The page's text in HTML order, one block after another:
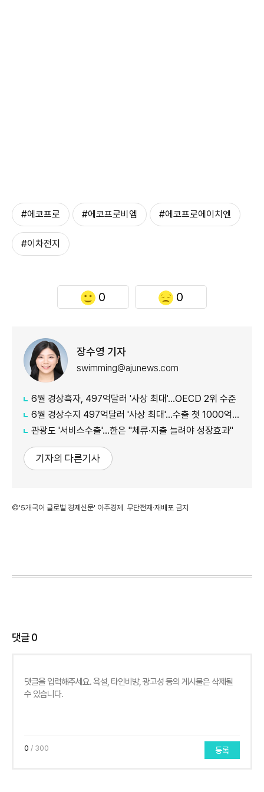
#에코프로 #에코프로비엠 #에코프로에이치엔
#이차전지
0 0
장수영 기자
swimming@ajunews.com
6월 경상흑자, 497억달러 '사상 최대'…OECD 2위 수준
6월 경상수지 497억달러 '사상 최대'…수출 첫 1000억달러 돌파
관광도 '서비스수출'…한은 "체류·지출 늘려야 성장효과"
기자의 다른기사
©'5개국어 글로벌 경제신문' 아주경제. 무단전재·재배포 금지
댓글0
0 / 300 등록